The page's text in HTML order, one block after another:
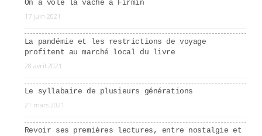
On a volé la vache à Firmin
17 juin 2021
La pandémie et les restrictions de voyage
profitent au marché local du livre
28 avril 2021
Le syllabaire de plusieurs générations
21 mars 2021
Revoir ses premières lectures, entre nostalgie et